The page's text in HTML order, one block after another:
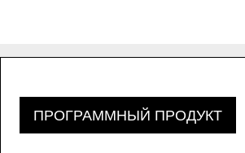
ПРОГРАММНЫЙ ПРОДУКТ